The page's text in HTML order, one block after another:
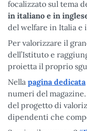
focalizzato sul tema
in italiano e in
del welfare in Italia e
Per valorizzare il
dell’Istituto e
proietta il proprio
Nella pagina dedicata
numeri del
del progetto di
dipendenti che